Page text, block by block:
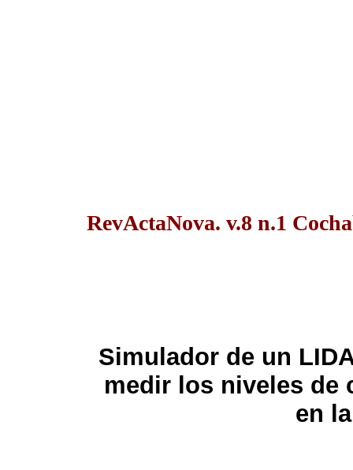
RevActaNova. v.8 n.1
Simulador de un
medir los niveles de
en la